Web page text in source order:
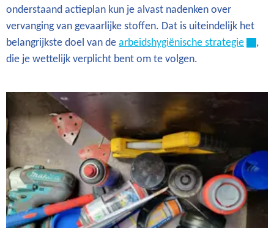
onderstaand actieplan kun je alvast nadenken over
vervanging van gevaarlijke stoffen. Dat is uiteindelijk het
belangrijkste doel van de arbeidshygiënische strategie
,
die je wettelijk verplicht bent om te volgen.